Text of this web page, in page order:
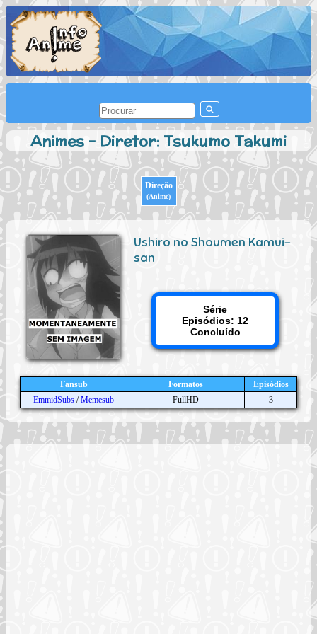
Animes - Diretor: Tsukumo Takumi
Direção
(Anime)
Ushiro no Shoumen Kamui-
san
Série
Episódios: 12
Concluído
Fansub Formatos
Episódios
EmmidSubs /Memesub FullHD 3